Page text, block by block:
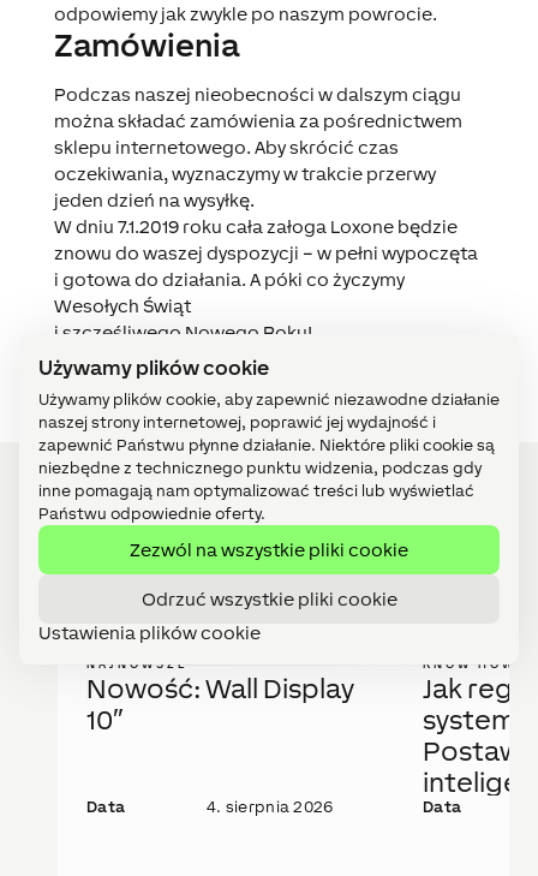
Używamy plików cookie
Używamy plików cookie, aby zapewnić niezawodne działanie
naszej strony internetowej, poprawić jej wydajność i
zapewnić Państwu płynne działanie. Niektóre pliki cookie są
niezbędne z technicznego punktu widzenia, podczas gdy
inne pomagają nam optymalizować treści lub wyświetlać
Państwu odpowiednie oferty.
Zezwól na wszystkie pliki cookie
Odrzuć wszystkie pliki cookie
Ustawienia plików cookie
odpowiemy jak zwykle po naszym powrocie.
Zamówienia
Podczas naszej nieobecności w dalszym ciągu
można składać zamówienia za pośrednictwem
sklepu internetowego. Aby skrócić czas
oczekiwania, wyznaczymy w trakcie przerwy
jeden dzień na wysyłkę.
W dniu 7.1.2019 roku cała załoga Loxone będzie
znowu do waszej dyspozycji – w pełni wypoczęta
i gotowa do działania. A póki co życzymy
Wesołych Świąt
i szczęśliwego Nowego Roku!
Najnowsze wpisy
NAJNOWSZE
Nowość: Wall Display
10″
Data 4. sierpnia 2026
KNOW HOW
Jak
system
Postaw
Data